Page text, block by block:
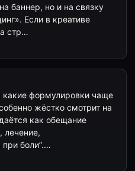
баннер, но и на связку
Если в креативе
стр…
какие формулировки чаще
жёстко смотрит на
как обещание
лечение,
при боли”.…